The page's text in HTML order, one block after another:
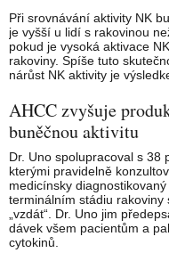
Při srovnávání aktivity NK
je vyšší u lidí s rakovinou
pokud je vysoká aktivace
rakoviny. Spíše tuto
nárůst NK aktivity je
AHCC zvyšuje
buněčnou aktivitu
Dr. Uno spolupracoval s 38
kterými pravidelně
medicínsky
terminálním stádiu rakoviny
„vzdát“. Dr. Uno jim
dávek všem pacientům a
cytokinů.